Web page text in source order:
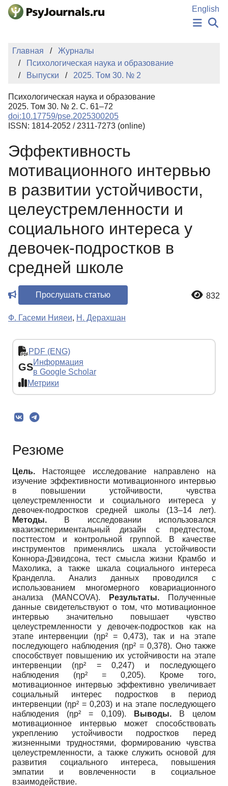
Перейти к основному содержанию
English
НОВОСТИ
ИЗДАНИЯ
АВТОРЫ
БАЗА ЗНАНИЙ
КЛЮЧЕВЫЕ СЛОВА
Регистрация
Главная
Журналы
Психологическая наука и образование
Выпуски
2025. Том 30. № 2
Психологическая наука и образование
2025. Том 30. № 2. С. 61–72
doi:10.17759/pse.2025300205
ISSN: 1814-2052 / 2311-7273 (online)
Эффективность
мотивационного интервью
в развитии устойчивости,
целеустремленности и
социального интереса у
девочек-подростков в
средней школе
Прослушать статью 832
Ф. Гасеми Нияеи, Н. Дерахшан
PDF (ENG)
GSИнформация
в Google Scholar
Метрики
Резюме
Цель. Настоящее исследование направлено на
изучение эффективности мотивационного интервью
в повышении устойчивости, чувства
целеустремленности и социального интереса у
девочек-подростков средней школы (13–14 лет).
Методы. В исследовании использовался
квазиэкспериментальный дизайн с предтестом,
посттестом и контрольной группой. В качестве
инструментов применялись шкала устойчивости
Коннора-Дэвидсона, тест смысла жизни Крамбо и
Махолика, а также шкала социального интереса
Кранделла. Анализ данных проводился с
использованием многомерного ковариационного
анализа (MANCOVA).
Результаты. Полученные
данные свидетельствуют о том, что мотивационное
интервью значительно повышает чувство
целеустремленности у девочек-подростков как на
этапе интервенции (ηp² = 0,473), так и на этапе
последующего наблюдения (ηp² = 0,378). Оно также
способствует повышению их устойчивости на этапе
интервенции (ηp² = 0,247) и последующего
наблюдения (ηp² = 0,205). Кроме того,
мотивационное интервью эффективно увеличивает
социальный интерес подростков в период
интервенции (ηp² = 0,203) и на этапе последующего
наблюдения (ηp² = 0,109).
Выводы.В целом
мотивационное интервью может способствовать
укреплению устойчивости подростков перед
жизненными трудностями, формированию чувства
целеустремленности, а также служить основой для
развития социального интереса, повышения
эмпатии и вовлеченности в социальное
взаимодействие.